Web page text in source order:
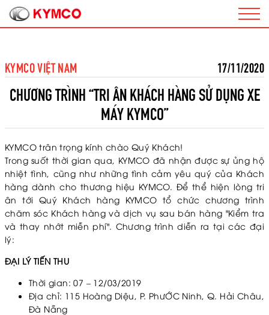
KYMCO VIỆT NAM 17/11/2020
CHƯƠNG TRÌNH “TRI ÂN KHÁCH HÀNG SỬ DỤNG XE
MÁY KYMCO”
KYMCO trân trọng kính chào Quý Khách!
Trong suốt thời gian qua, KYMCO đã nhận được sự ủng hộ
nhiệt tình, cũng như những tình cảm yêu quý của Khách
hàng dành cho thương hiệu KYMCO. Để thể hiện lòng tri
ân tới Quý Khách hàng KYMCO tổ chức chương trình
chăm sóc Khách hàng và dịch vụ sau bán hàng "Kiểm tra
và thay nhớt miễn phí". Chương trình diễn ra tại các đại
lý:
ĐẠI LÝ TIẾN THU
Thời gian: 07 – 12/03/2019
Địa chỉ: 115 Hoàng Diệu, P. PhưỚC Ninh, Q. Hải Châu,
Đà Nẵng